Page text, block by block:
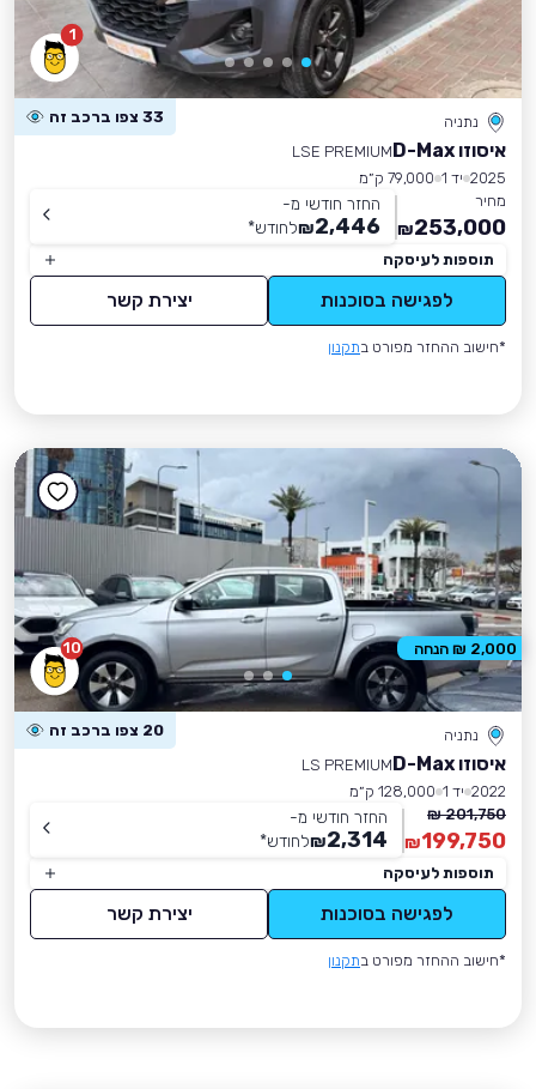
1
נתניה 33 צפו ברכב זה
איסוזו D-Max
LSE PREMIUM
2025 יד 1
79,000 ק״מ
מחיר
253,000
₪
החזר חודשי מ-
2,446
₪לחודש*
תוספות לעיסקה
לפגישה בסוכנות יצירת קשר
*חישוב ההחזר מפורט בתקנון
10
נתניה 20 צפו ברכב זה
איסוזו D-Max
LS PREMIUM
2022 יד 1
128,000 ק״מ
201,750 ₪
199,750
₪
החזר חודשי מ-
2,314
₪לחודש*
תוספות לעיסקה
לפגישה בסוכנות יצירת קשר
*חישוב ההחזר מפורט בתקנון
2,000 ₪ הנחה